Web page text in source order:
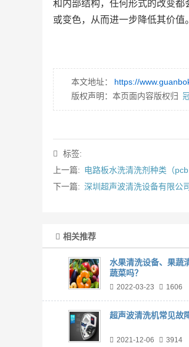
和内部结构，任何形式的改变
或变色，从而进一步降低其价值。
本文地址：
https://
版权声明：本页面内容版权归
标签:
上一篇: 电路板水洗清洗剂种类（
下一篇: 深圳超声波清洗设备有限公
相关推荐
水果清洗设备、果蔬
蔬菜吗？
2022-03-23 1606
超声波清洗机常见故
2021-12-06 3914